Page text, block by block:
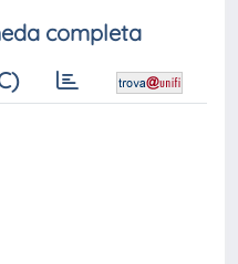
completa